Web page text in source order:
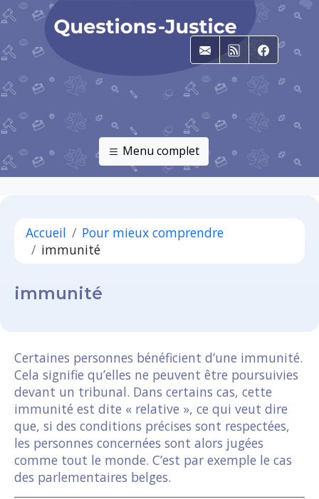
E-mailRSS
Menu complet
Accueil
Pour mieux comprendre
immunité
immunité
Certaines personnes bénéficient d’une immunité.
Cela signifie qu’elles ne peuvent être poursuivies
devant un tribunal. Dans certains cas, cette
immunité est dite « relative », ce qui veut dire
que, si des conditions précises sont respectées,
les personnes concernées sont alors jugées
comme tout le monde. C’est par exemple le cas
des parlementaires belges.